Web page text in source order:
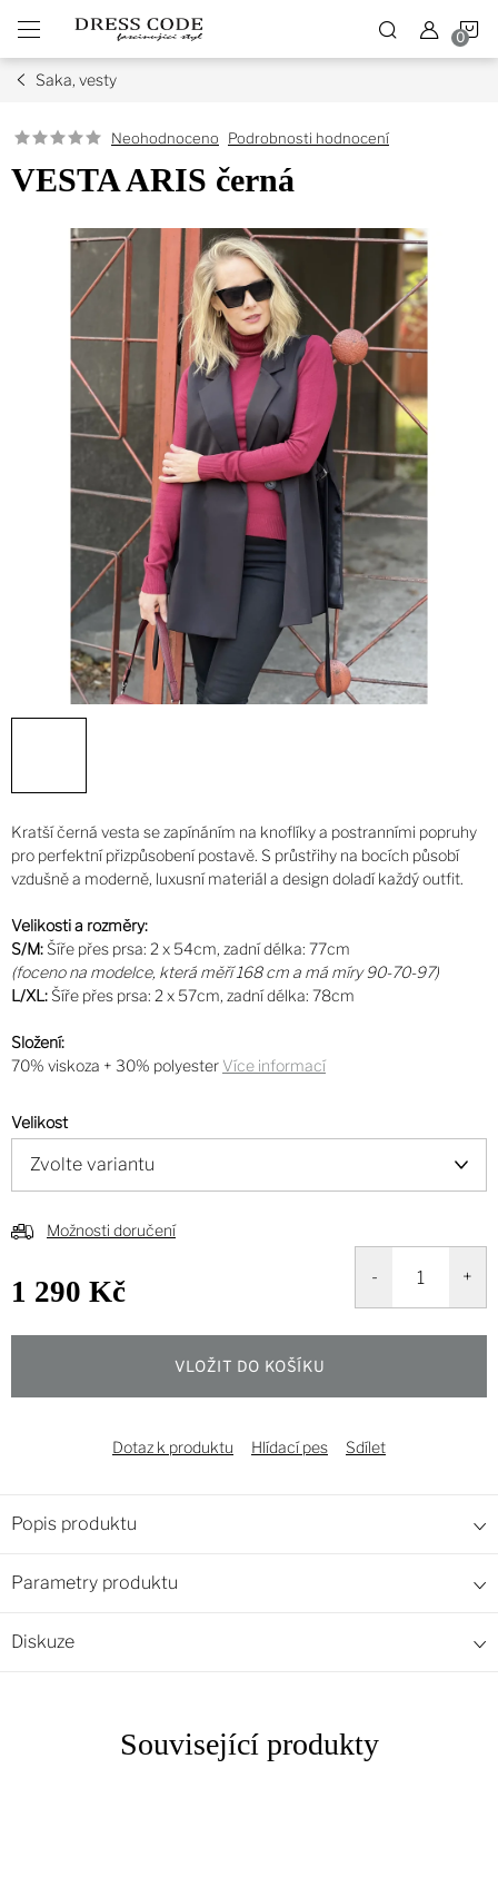
obsah
Saka, vesty
Neohodnoceno Podrobnosti hodnocení
VESTA ARIS černá
Kratší černá vesta se zapínáním na knoflíky a postranními popruhy
pro perfektní přizpůsobení postavě. S průstřihy na bocích působí
vzdušně a moderně, luxusní materiál a design doladí každý outfit.
Velikosti a rozměry:
S/M: Šíře přes prsa: 2 x 54cm, zadní délka: 77cm
(foceno na modelce, která měří 168 cm a má míry 90-70-97)
L/XL: Šíře přes prsa: 2 x 57cm, zadní délka: 78cm
Složení:
70% viskoza + 30% polyester Více informací
Velikost
Možnosti doručení
1 290 Kč
VLOŽIT DO KOŠÍKU
Dotaz k produktu Hlídací pes Sdílet
Popis produktu
Parametry produktu
Diskuze
Související produkty